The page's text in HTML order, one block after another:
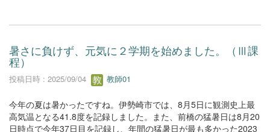
暑さに負けず、元気に２学期を始めました。（Ⅲ課
程）
投稿日時 : 2025/09/04 教師01
今年の夏は暑かったですね。伊勢崎市では、8月5日に観測史上最
高気温となる41.8度を記録しました。また、前橋の猛暑日は8月20
日時点で今年37日目を記録し、年間の猛暑日が最も多かった2023